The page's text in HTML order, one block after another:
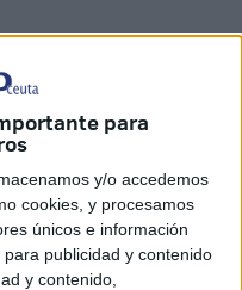
para
y/o accedemos
cookies, y procesamos
únicos e información
publicidad y contenido
y contenido,
en su lucha para
entidad naranja sigue
seguir manteniendo la
salvación alfinal de la